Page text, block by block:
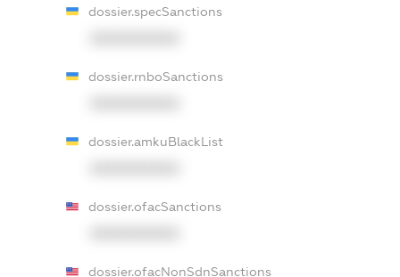
dossier.specSanctions
dossier.rnboSanctions
dossier.amkuBlackList
dossier.ofacSanctions
dossier.ofacNonSdnSanctions